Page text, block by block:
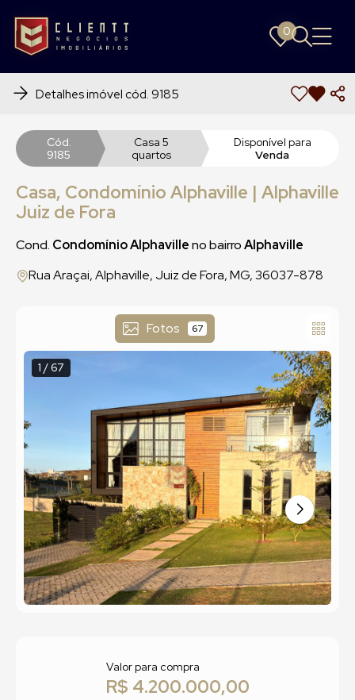
0
0
Detalhes imóvel cód. 9185
Cód.
9185
Casa 5
quartos
Disponível para
Venda
Casa, Condomínio Alphaville | Alphaville
Juiz de Fora
Cond. Condomínio Alphavilleno bairroAlphaville
Rua Araçai, Alphaville, Juiz de Fora, MG, 36037-878
Fotos 67
1 / 67
Valor para compra
R$ 4.200.000,00